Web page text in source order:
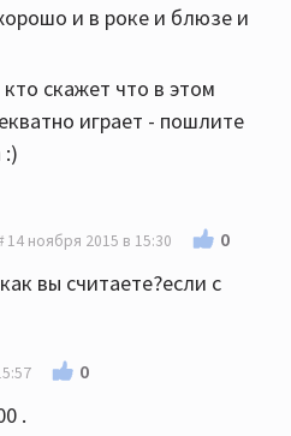
и в роке и блюзе и
скажет что в этом
играет - пошлите
:)
14 ноября 2015 в 15:30 0
вы считаете?если с
0
.